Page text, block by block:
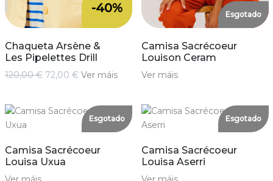
-40%
Chaqueta Arsène &
Les Pipelettes Drill
120,00 € 72,00 € Ver máis
Esgotado
Camisa Sacrécoeur
Louison Ceram
Ver máis
Esgotado
Camisa Sacrécoeur
Louisa Uxua
Esgotado
Camisa Sacrécoeur
Louisa Aserri